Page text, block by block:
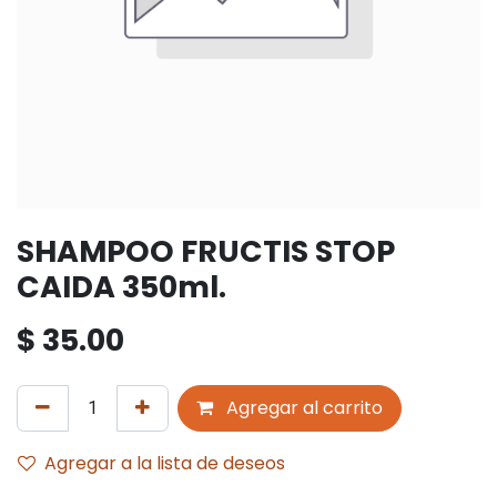
SHAMPOO FRUCTIS STOP
CAIDA 350ml.
$ 35.00
Agregar al carrito
Agregar a la lista de deseos